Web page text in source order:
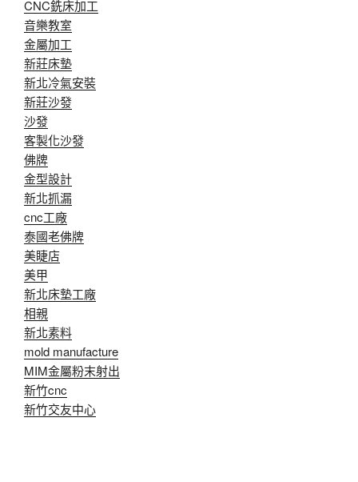
CNC銑床加工
音樂教室
金屬加工
新莊床墊
新北冷氣安裝
新莊沙發
沙發
客製化沙發
佛牌
金型設計
新北抓漏
cnc工廠
泰國老佛牌
美睫店
美甲
新北床墊工廠
相親
新北素料
mold manufacture
MIM金屬粉末射出
新竹cnc
新竹交友中心